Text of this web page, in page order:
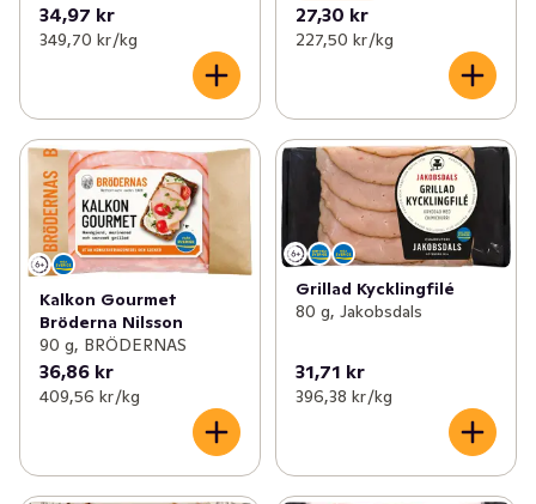
34,97 kr
349,70 kr /kg
27,30 kr
227,50 kr /kg
Kalkon Gourmet
Bröderna Nilsson
90 g, BRÖDERNAS
36,86 kr
409,56 kr /kg
Grillad Kycklingfilé
80 g, Jakobsdals
31,71 kr
396,38 kr /kg